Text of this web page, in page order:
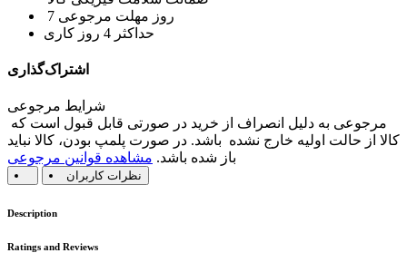
7 روز مهلت مرجوعی
حداکثر 4 روز کاری
اشتراک‌گذاری
شرایط مرجوعی
کالا از حالت اولیه خارج نشده باشد. در صورت پلمپ بودن، کالا نباید
باز شده باشد. مشاهده قوانین مرجوعی
نظرات کاربران
Description
Ratings and Reviews